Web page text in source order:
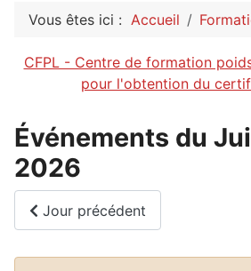
Vous êtes ici : Accueil
CFPL - Centre de formation
pour l'obtention du
Événements du
2026
Jour précédent